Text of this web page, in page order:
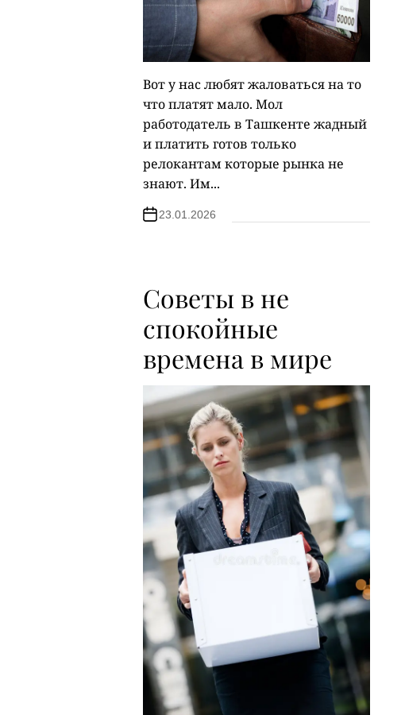
Вот у нас любят жаловаться на то
что платят мало. Мол
работодатель в Ташкенте жадный
и платить готов только
релокантам которые рынка не
знают. Им...
23.01.2026
Советы в не
спокойные
времена в мире